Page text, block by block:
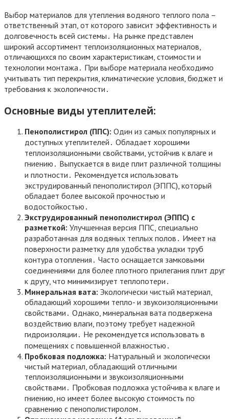
Выбор материалов для утепления водяного теплого пола –
ответственный этап, от которого зависит эффективность и
долговечность всей системы․ На рынке представлен
широкий ассортимент теплоизоляционных материалов,
отличающихся по своим характеристикам, стоимости и
технологии монтажа․ При выборе материала необходимо
учитывать тип перекрытия, климатические условия, бюджет и
требования к экологичности․
Основные виды утеплителей:
Пенополистирол (ППС): Один из самых популярных и
доступных утеплителей․ Обладает хорошими
теплоизоляционными свойствами, устойчив к влаге и
гниению․ Выпускается в виде плит различной толщины
и плотности․ Рекомендуется использовать
экструдированный пенополистирол (ЭППС), который
обладает более высокой прочностью и
водостойкостью․
Экструдированный пенополистирол (ЭППС) с
разметкой: Улучшенная версия ППС, специально
разработанная для водяных теплых полов․ Имеет на
поверхности разметку для удобства укладки труб
контура отопления․ Часто оснащается замковыми
соединениями для более плотного прилегания плит друг
к другу, что минимизирует теплопотери․
Минеральная вата: Экологически чистый материал,
обладающий хорошими тепло- и звукоизоляционными
свойствами․ Однако, минеральная вата подвержена
воздействию влаги, поэтому требует надежной
гидроизоляции․ Не рекомендуется использовать в
помещениях с повышенной влажностью․
Пробковая подложка: Натуральный и экологически
чистый материал, обладающий отличными
теплоизоляционными и звукоизоляционными
свойствами․ Пробковая подложка устойчива к влаге и
гниению, но имеет более высокую стоимость по
сравнению с пенополистиролом․